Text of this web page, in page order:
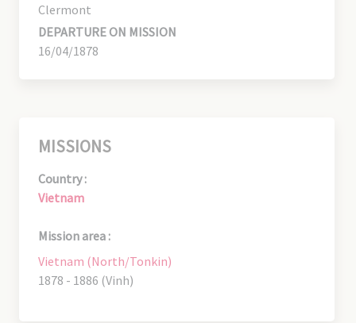
Clermont
DEPARTURE ON MISSION
16/04/1878
MISSIONS
Country :
Vietnam
Mission area :
Vietnam (North/Tonkin)
1878 - 1886 (Vinh)